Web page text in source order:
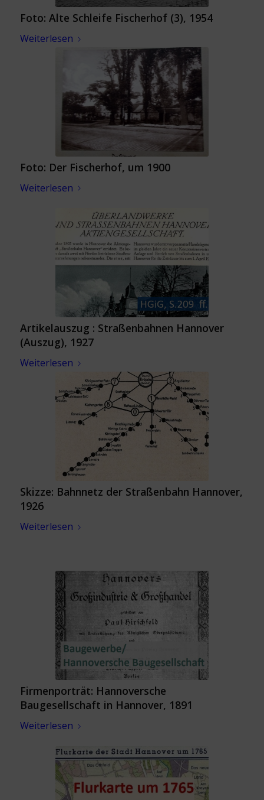
Foto: Alte Schleife Fischerhof (3), 1954
Weiterlesen
Foto: Der Fischerhof, um 1900
Weiterlesen
Artikelauszug : Straßenbahnen Hannover
(Auszug), 1927
Weiterlesen
Skizze: Bahnnetz der Straßenbahn Hannover,
1926
Weiterlesen
Firmenporträt: Hannoversche
Baugesellschaft in Hannover, 1891
Weiterlesen